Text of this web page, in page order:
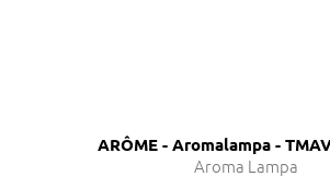
ARÔME - Aromalampa -
Aroma Lampa